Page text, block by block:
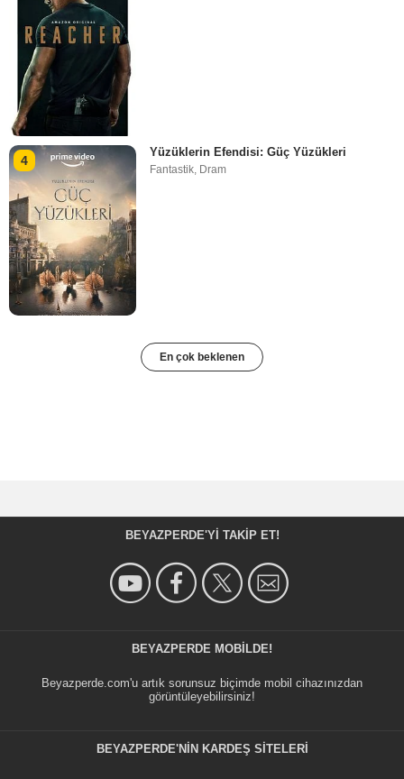
4
Yüzüklerin Efendisi: Güç Yüzükleri
Fantastik, Dram
En çok beklenen
BEYAZPERDE'YI TAKIP ET!
BEYAZPERDE MOBILDE!
Beyazperde.com'u artık sorunsuz biçimde mobil cihazınızdan
görüntüleyebilirsiniz!
BEYAZPERDE'NIN KARDEŞ SİTELERİ